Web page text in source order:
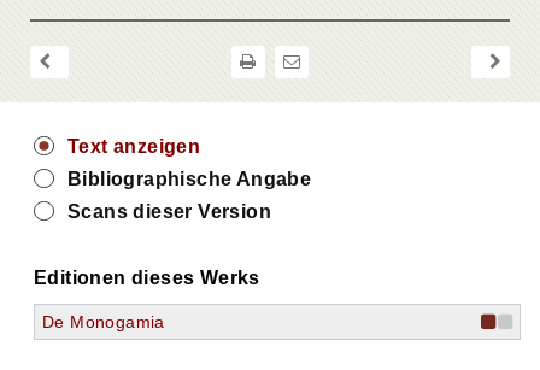
Text anzeigen
Bibliographische Angabe
Scans dieser Version
Editionen dieses Werks
De Monogamia